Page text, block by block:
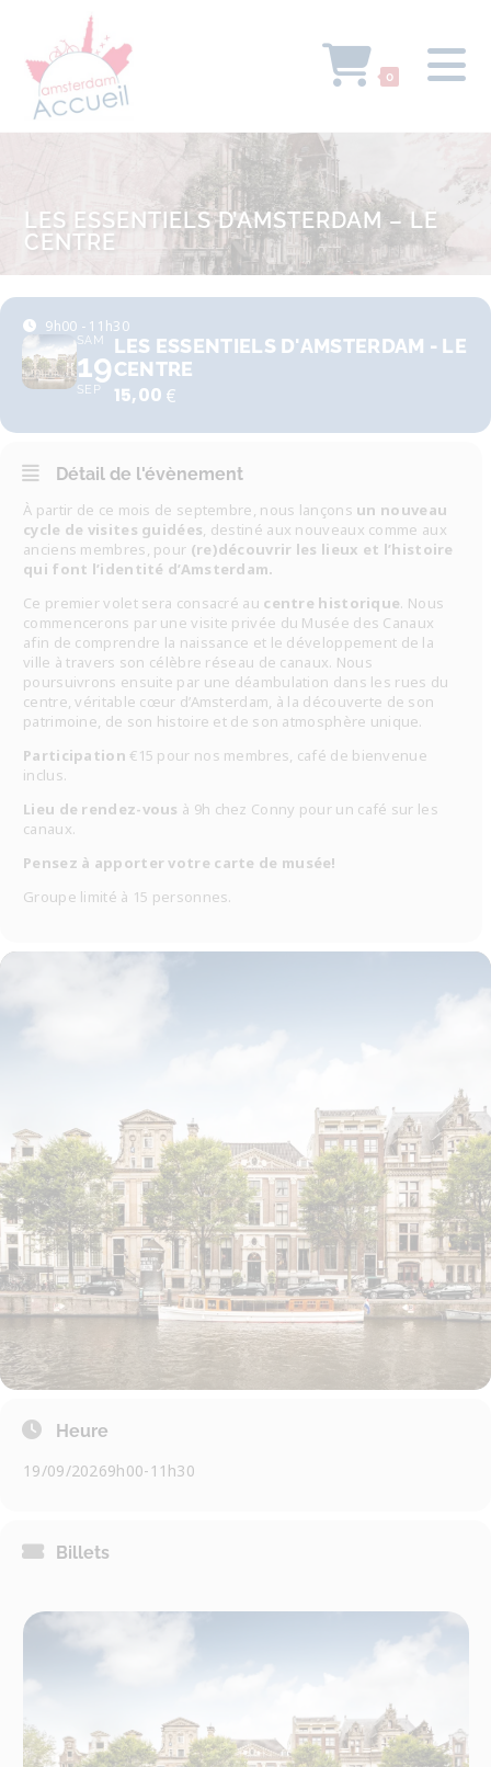
0
LES ESSENTIELS D’AMSTERDAM – LE
CENTRE
9h00 - 11h30
SAM
19
SEP
LES ESSENTIELS D'AMSTERDAM - LE
CENTRE
15,00 €
Détail de l'évènement
À partir de ce mois de septembre, nous lançons un nouveau
cycle de visites guidées, destiné aux nouveaux comme aux
anciens membres, pour (re)découvrir les lieux et l’histoire
qui font l’identité d’Amsterdam.
Ce premier volet sera consacré au centre historique. Nous
commencerons par une visite privée du Musée des Canaux
afin de comprendre la naissance et le développement de la
ville à travers son célèbre réseau de canaux. Nous
poursuivrons ensuite par une déambulation dans les rues du
centre, véritable cœur d’Amsterdam, à la découverte de son
patrimoine, de son histoire et de son atmosphère unique.
Participation €15 pour nos membres, café de bienvenue
inclus.
Lieu de rendez-vous à 9h chez Conny pour un café sur les
canaux.
Pensez à apporter votre carte de musée!
Groupe limité à 15 personnes.
Heure
19/09/20269h00- 11h30
Billets